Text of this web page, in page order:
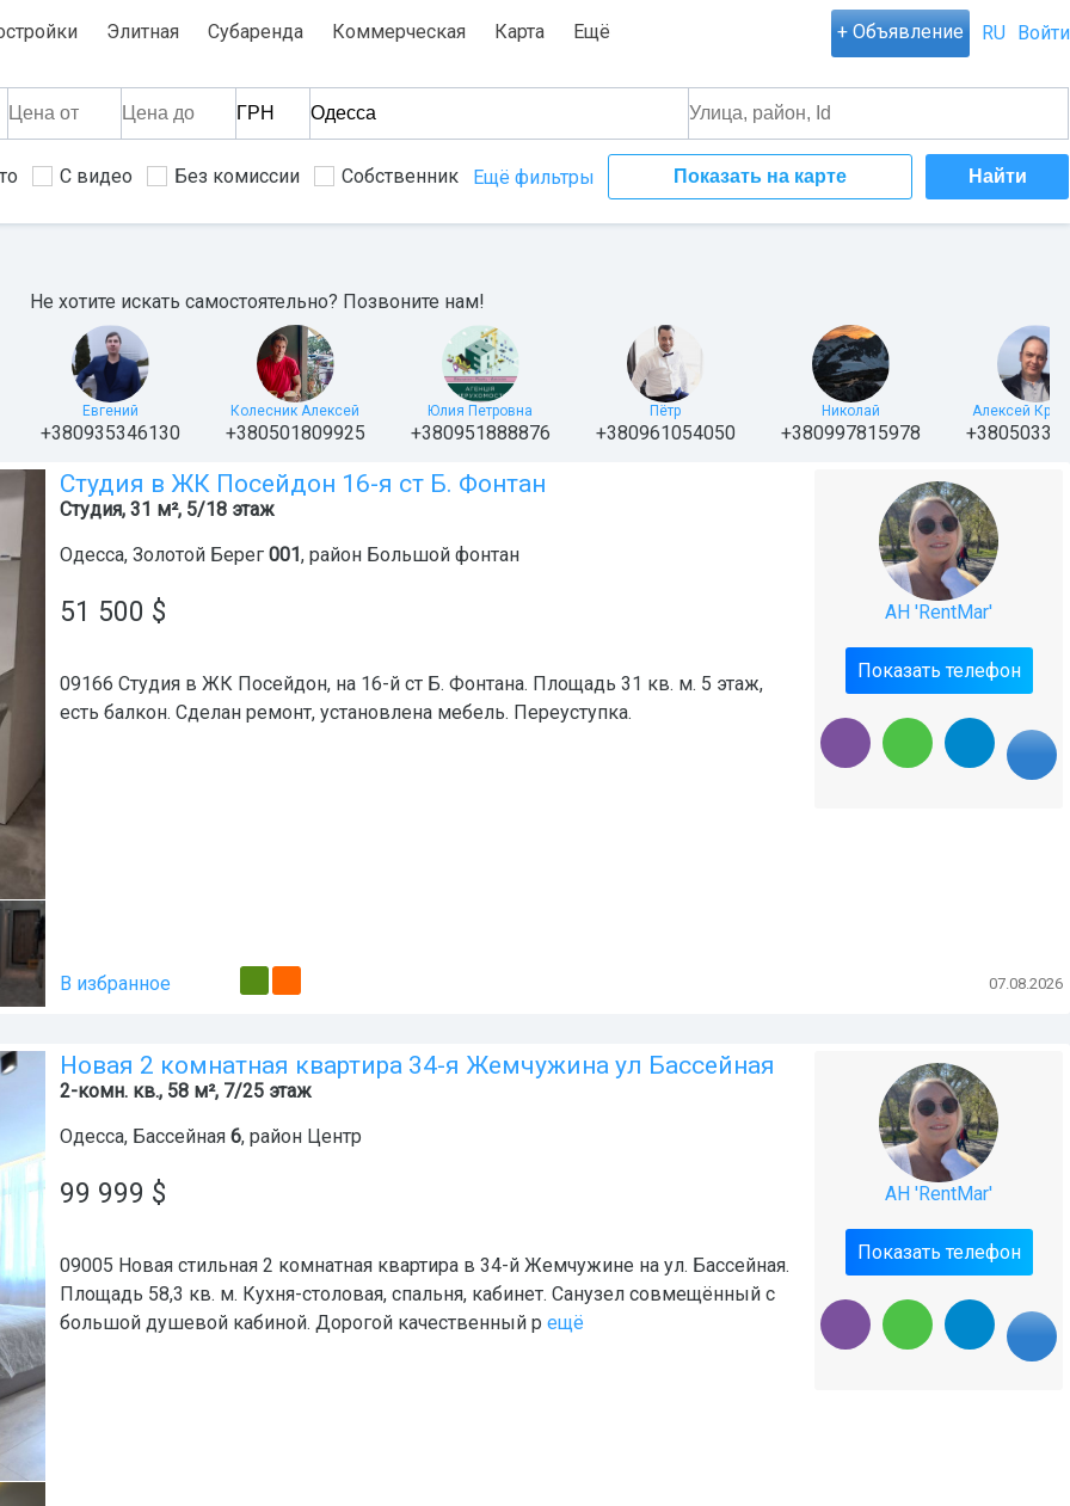
Элитная Субаренда Коммерческая Карта Ещё + Объявление RU Войти
С видео Без комиссии Собственник Ещё фильтры Показать на карте
Не хотите искать самостоятельно? Позвоните нам!
Евгений
+380935346130
Колесник Алексей
+380501809925
Юлия Петровна
+380951888876
Пётр
+380961054050
Николай
+380997815978
Алексей
Студия в ЖК Посейдон 16-я ст Б. Фонтан
Студия, 31 м², 5/18 этаж
Одесса, Золотой Берег 001, район Большой фонтан
51 500 $
09166 Студия в ЖК Посейдон, на 16-й ст Б. Фонтана. Площадь 31 кв. м. 5 этаж,
есть балкон. Сделан ремонт, установлена мебель. Переуступка.
АН 'RentMar'
Показать телефон
В избранное 07.08.2026
Новая 2 комнатная квартира 34-я Жемчужина ул Бассейная
2-комн. кв., 58 м², 7/25 этаж
Одесса, Бассейная 6, район Центр
99 999 $
09005 Новая стильная 2 комнатная квартира в 34-й Жемчужине на ул. Бассейная.
Площадь 58,3 кв. м. Кухня-столовая, спальня, кабинет. Санузел совмещённый с
большой душевой кабиной. Дорогой качественный р ещё
АН 'RentMar'
Показать телефон